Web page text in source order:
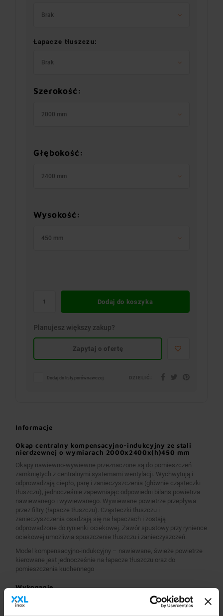
Brak
Łapacze tłuszczu:
Brak
Szerokość:
2000 mm
Głębokość:
2400 mm
Wysokość:
450 mm
Dodaj do koszyka
Planujesz większy zakup?
Zapytaj o ofertę
Dodaj do listy porównawczej
Informacje
Okap centralny kompensacyjno-indukcyjny ze stali
nierdzewnej o wymiarach 2000x2400x(h)450 mm
Okapy nawiewno-wywiewne przeznaczone są do pomieszczeń
zamkniętych z centralnymi systemami wentylacji. Wychwytują i
odprowadzają ciepło, parę i zanieczyszczenia (głównie cząsteczki
tłuszczu), jednocześnie zapewniając odpowiedni bilans powietrza
nawiewanego i wywiewanego. Wywiewane powietrze przepływa
przez filtry (łapacze tłuszczu). Cząsteczki tłuszczu i
zanieczyszczenia osadzają się na łapaczach i zostają
odprowadzone do rynienki ociekowej. Zawór spustowy przy rynience
ociekowej umożliwia spuszczenie tłuszczu i zanieczyszczeń.
Model kompensacyjno-indukcyjny – nawiewane, świeże powietrze
kierowane jest jednocześnie na łapacze tłuszczu oraz do
pomieszczenia kuchennego
Wykonanie
Okapy wykonane są z wysokogatunkowej stali nierdzewnej.